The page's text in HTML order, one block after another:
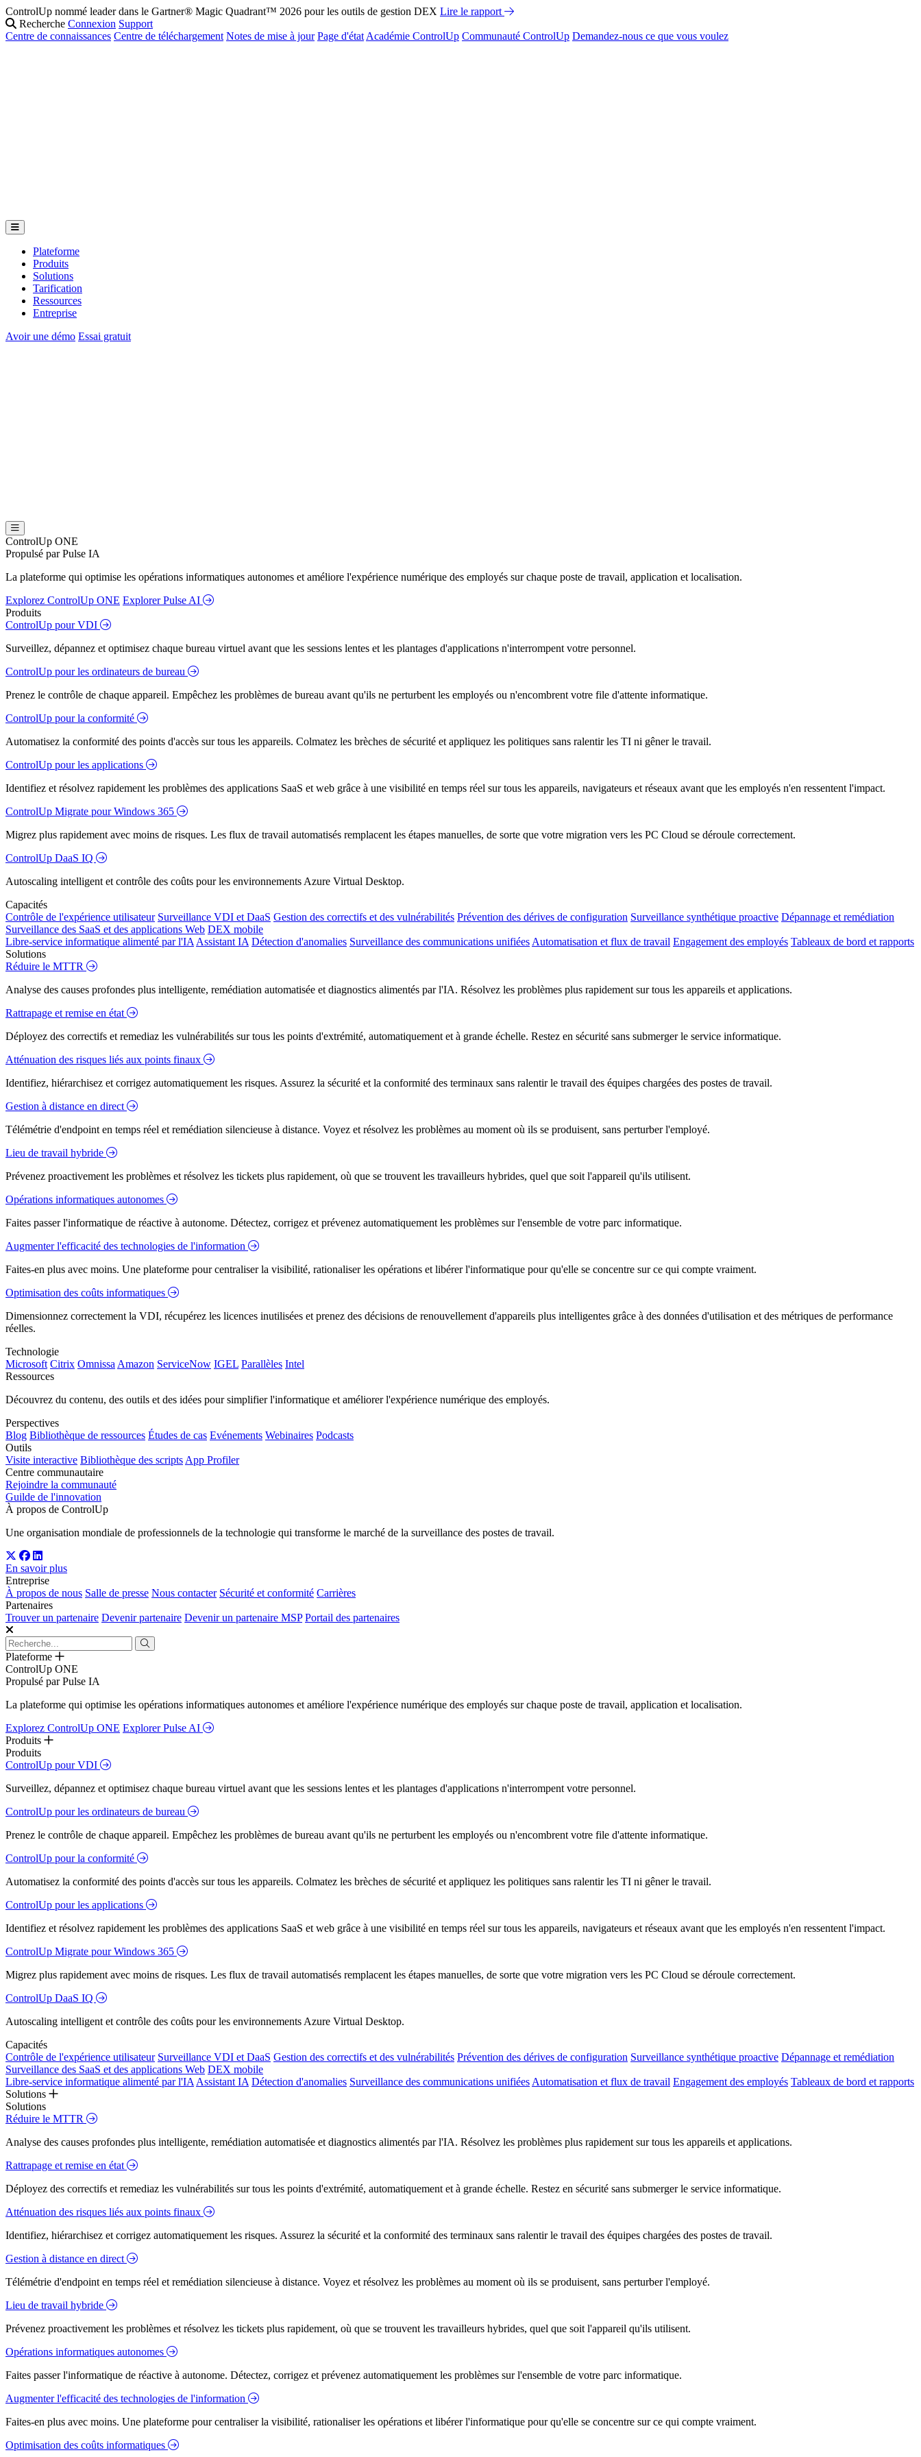
ControlUp nommé leader dans le Gartner® Magic Quadrant™ 2026 pour les outils de gestion DEX Lire le rapport
Recherche Connexion Support
Centre de connaissances Centre de téléchargement Notes de mise à jour Page d'état Académie ControlUp Communauté ControlUp Demandez-nous ce que vous voulez
Plateforme
Produits
Solutions
Tarification
Ressources
Entreprise
Avoir une démo Essai gratuit
ControlUp ONE
Propulsé par Pulse IA
La plateforme qui optimise les opérations informatiques autonomes et améliore l'expérience numérique des employés sur chaque poste de travail, application et localisation.
Explorez ControlUp ONE Explorer Pulse AI
Produits
ControlUp pour VDI
Surveillez, dépannez et optimisez chaque bureau virtuel avant que les sessions lentes et les plantages d'applications n'interrompent votre personnel.
ControlUp pour les ordinateurs de bureau
Prenez le contrôle de chaque appareil. Empêchez les problèmes de bureau avant qu'ils ne perturbent les employés ou n'encombrent votre file d'attente informatique.
ControlUp pour la conformité
Automatisez la conformité des points d'accès sur tous les appareils. Colmatez les brèches de sécurité et appliquez les politiques sans ralentir les TI ni gêner le travail.
ControlUp pour les applications
Identifiez et résolvez rapidement les problèmes des applications SaaS et web grâce à une visibilité en temps réel sur tous les appareils, navigateurs et réseaux avant que les employés n'en ressentent l'impact.
ControlUp Migrate pour Windows 365
Migrez plus rapidement avec moins de risques. Les flux de travail automatisés remplacent les étapes manuelles, de sorte que votre migration vers les PC Cloud se déroule correctement.
ControlUp DaaS IQ
Autoscaling intelligent et contrôle des coûts pour les environnements Azure Virtual Desktop.
Capacités
Contrôle de l'expérience utilisateur Surveillance VDI et DaaS Gestion des correctifs et des vulnérabilités Prévention des dérives de configuration Surveillance synthétique proactive Dépannage et remédiation
Surveillance des SaaS et des applications Web DEX mobile
Libre-service informatique alimenté par l'IA Assistant IA Détection d'anomalies Surveillance des communications unifiées Automatisation et flux de travail Engagement des employés Tableaux de bord et rapports
Solutions
Réduire le MTTR
Analyse des causes profondes plus intelligente, remédiation automatisée et diagnostics alimentés par l'IA. Résolvez les problèmes plus rapidement sur tous les appareils et applications.
Rattrapage et remise en état
Déployez des correctifs et remediaz les vulnérabilités sur tous les points d'extrémité, automatiquement et à grande échelle. Restez en sécurité sans submerger le service informatique.
Atténuation des risques liés aux points finaux
Identifiez, hiérarchisez et corrigez automatiquement les risques. Assurez la sécurité et la conformité des terminaux sans ralentir le travail des équipes chargées des postes de travail.
Gestion à distance en direct
Télémétrie d'endpoint en temps réel et remédiation silencieuse à distance. Voyez et résolvez les problèmes au moment où ils se produisent, sans perturber l'employé.
Lieu de travail hybride
Prévenez proactivement les problèmes et résolvez les tickets plus rapidement, où que se trouvent les travailleurs hybrides, quel que soit l'appareil qu'ils utilisent.
Opérations informatiques autonomes
Faites passer l'informatique de réactive à autonome. Détectez, corrigez et prévenez automatiquement les problèmes sur l'ensemble de votre parc informatique.
Augmenter l'efficacité des technologies de l'information
Faites-en plus avec moins. Une plateforme pour centraliser la visibilité, rationaliser les opérations et libérer l'informatique pour qu'elle se concentre sur ce qui compte vraiment.
Optimisation des coûts informatiques
Dimensionnez correctement la VDI, récupérez les licences inutilisées et prenez des décisions de renouvellement d'appareils plus intelligentes grâce à des données d'utilisation et des métriques de performance
réelles.
Technologie
Microsoft Citrix Omnissa Amazon ServiceNow IGEL Parallèles Intel
Ressources
Découvrez du contenu, des outils et des idées pour simplifier l'informatique et améliorer l'expérience numérique des employés.
Perspectives
Blog Bibliothèque de ressources Études de cas Evénements Webinaires Podcasts
Outils
Visite interactive Bibliothèque des scripts App Profiler
Centre communautaire
Rejoindre la communauté
Guilde de l'innovation
À propos de ControlUp
Une organisation mondiale de professionnels de la technologie qui transforme le marché de la surveillance des postes de travail.
En savoir plus
Entreprise
À propos de nous Salle de presse Nous contacter Sécurité et conformité Carrières
Partenaires
Trouver un partenaire Devenir partenaire Devenir un partenaire MSP Portail des partenaires
Plateforme
ControlUp ONE
Propulsé par Pulse IA
La plateforme qui optimise les opérations informatiques autonomes et améliore l'expérience numérique des employés sur chaque poste de travail, application et localisation.
Explorez ControlUp ONE Explorer Pulse AI
Produits
Produits
ControlUp pour VDI
Surveillez, dépannez et optimisez chaque bureau virtuel avant que les sessions lentes et les plantages d'applications n'interrompent votre personnel.
ControlUp pour les ordinateurs de bureau
Prenez le contrôle de chaque appareil. Empêchez les problèmes de bureau avant qu'ils ne perturbent les employés ou n'encombrent votre file d'attente informatique.
ControlUp pour la conformité
Automatisez la conformité des points d'accès sur tous les appareils. Colmatez les brèches de sécurité et appliquez les politiques sans ralentir les TI ni gêner le travail.
ControlUp pour les applications
Identifiez et résolvez rapidement les problèmes des applications SaaS et web grâce à une visibilité en temps réel sur tous les appareils, navigateurs et réseaux avant que les employés n'en ressentent l'impact.
ControlUp Migrate pour Windows 365
Migrez plus rapidement avec moins de risques. Les flux de travail automatisés remplacent les étapes manuelles, de sorte que votre migration vers les PC Cloud se déroule correctement.
ControlUp DaaS IQ
Autoscaling intelligent et contrôle des coûts pour les environnements Azure Virtual Desktop.
Capacités
Contrôle de l'expérience utilisateur Surveillance VDI et DaaS Gestion des correctifs et des vulnérabilités Prévention des dérives de configuration Surveillance synthétique proactive Dépannage et remédiation
Surveillance des SaaS et des applications Web DEX mobile
Libre-service informatique alimenté par l'IA Assistant IA Détection d'anomalies Surveillance des communications unifiées Automatisation et flux de travail Engagement des employés Tableaux de bord et rapports
Solutions
Solutions
Réduire le MTTR
Analyse des causes profondes plus intelligente, remédiation automatisée et diagnostics alimentés par l'IA. Résolvez les problèmes plus rapidement sur tous les appareils et applications.
Rattrapage et remise en état
Déployez des correctifs et remediaz les vulnérabilités sur tous les points d'extrémité, automatiquement et à grande échelle. Restez en sécurité sans submerger le service informatique.
Atténuation des risques liés aux points finaux
Identifiez, hiérarchisez et corrigez automatiquement les risques. Assurez la sécurité et la conformité des terminaux sans ralentir le travail des équipes chargées des postes de travail.
Gestion à distance en direct
Télémétrie d'endpoint en temps réel et remédiation silencieuse à distance. Voyez et résolvez les problèmes au moment où ils se produisent, sans perturber l'employé.
Lieu de travail hybride
Prévenez proactivement les problèmes et résolvez les tickets plus rapidement, où que se trouvent les travailleurs hybrides, quel que soit l'appareil qu'ils utilisent.
Opérations informatiques autonomes
Faites passer l'informatique de réactive à autonome. Détectez, corrigez et prévenez automatiquement les problèmes sur l'ensemble de votre parc informatique.
Augmenter l'efficacité des technologies de l'information
Faites-en plus avec moins. Une plateforme pour centraliser la visibilité, rationaliser les opérations et libérer l'informatique pour qu'elle se concentre sur ce qui compte vraiment.
Optimisation des coûts informatiques